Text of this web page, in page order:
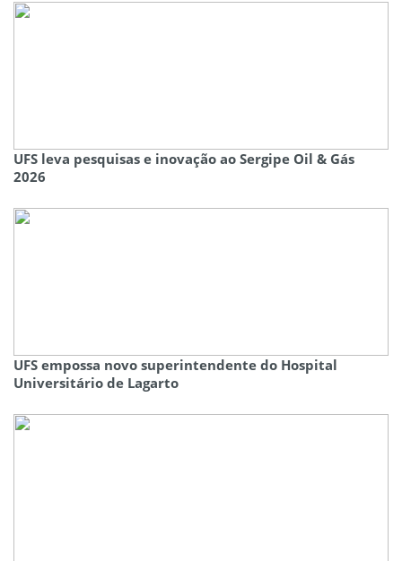
UFS leva pesquisas e inovação ao Sergipe Oil & Gás
2026
UFS empossa novo superintendente do Hospital
Universitário de Lagarto